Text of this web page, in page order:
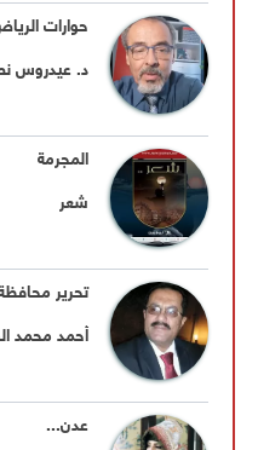
حوارات
د. عيدروس
المجرمة
شعر
تحرير
أحمد محمد
عدن...